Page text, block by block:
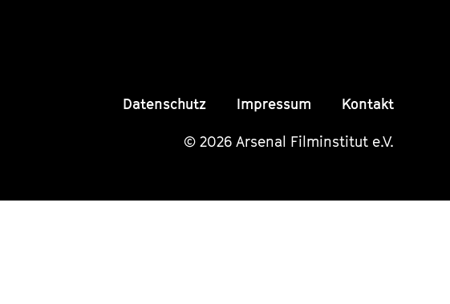
Datenschutz Impressum Kontakt
© 2026 Arsenal Filminstitut e.V.